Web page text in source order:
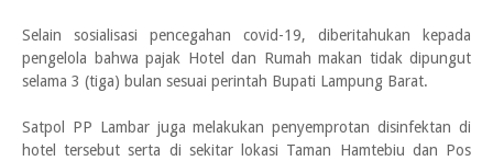
Selain sosialisasi pencegahan covid-19, diberitahukan kepada
pengelola bahwa pajak Hotel dan Rumah makan tidak dipungut
selama 3 (tiga) bulan sesuai perintah Bupati Lampung Barat.
Satpol PP Lambar juga melakukan penyemprotan disinfektan di
hotel tersebut serta di sekitar lokasi Taman Hamtebiu dan Pos